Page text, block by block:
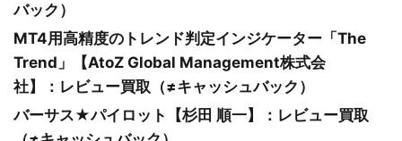
バック）
MT4用高精度のトレンド判定インジケーター「The
Trend」【AtoZ Global Management株式会
社】：レビュー買取（≠キャッシュバック）
バーサス★パイロット【杉田 順一】：レビュー買取